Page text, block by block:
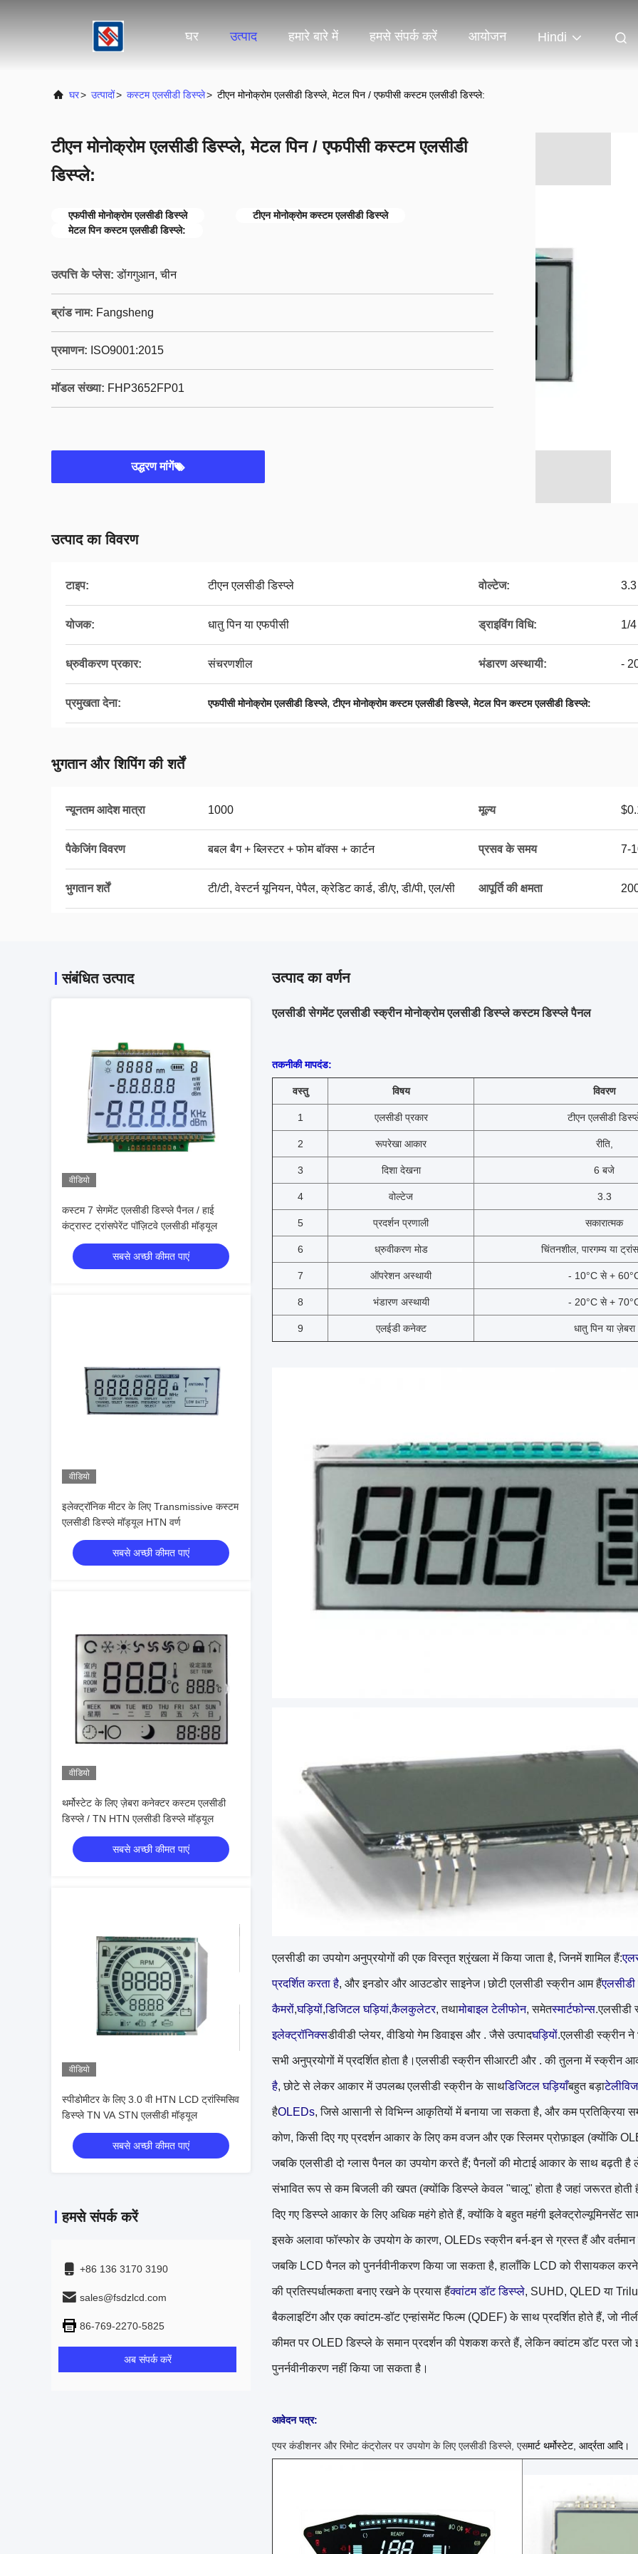
घर उत्पाद हमारे बारे में हमसे संपर्क करें आयोजन Hindi
घर> उत्पादों> कस्टम एलसीडी डिस्प्ले> टीएन मोनोक्रोम एलसीडी डिस्प्ले, मेटल पिन / एफपीसी कस्टम एलसीडी डिस्प्ले:
टीएन मोनोक्रोम एलसीडी डिस्प्ले, मेटल पिन / एफपीसी कस्टम एलसीडी
डिस्प्ले:
एफपीसी मोनोक्रोम एलसीडी डिस्प्ले
टीएन मोनोक्रोम कस्टम एलसीडी डिस्प्ले
मेटल पिन कस्टम एलसीडी डिस्प्ले:
उत्पत्ति के प्लेस: डोंगगुआन, चीन
ब्रांड नाम: Fangsheng
प्रमाणन: ISO9001:2015
मॉडल संख्या: FHP3652FP01
उद्धरण मांगें
उत्पाद का विवरण
टाइप: टीएन एलसीडी डिस्प्ले वोल्टेज: 3.3
योजक: धातु पिन या एफपीसी ड्राइविंग विधि: 1/4
ध्रुवीकरण प्रकार: संचरणशील भंडारण अस्थायी: -
प्रमुखता देना: एफपीसी मोनोक्रोम एलसीडी डिस्प्ले,टीएन मोनोक्रोम कस्टम एलसीडी डिस्प्ले,मेटल पिन कस्टम एलसीडी डिस्प्ले:
भुगतान और शिपिंग की शर्तें
न्यूनतम आदेश मात्रा 1000 मूल्य
पैकेजिंग विवरण बबल बैग + ब्लिस्टर + फोम बॉक्स + कार्टन प्रसव के समय 7-
भुगतान शर्तें टी/टी, वेस्टर्न यूनियन, पेपैल, क्रेडिट कार्ड, डी/ए, डी/पी, एल/सी आपूर्ति की क्षमता
संबंधित उत्पाद
वीडियो
कस्टम 7 सेगमेंट एलसीडी डिस्प्ले पैनल / हाई
कंट्रास्ट ट्रांसपेरेंट पॉज़िटवे एलसीडी मॉड्यूल
सबसे अच्छी कीमत पाएं
वीडियो
इलेक्ट्रॉनिक मीटर के लिए Transmissive कस्टम
एलसीडी डिस्प्ले मॉड्यूल HTN वर्ण
सबसे अच्छी कीमत पाएं
वीडियो
थर्मोस्टेट के लिए ज़ेबरा कनेक्टर कस्टम एलसीडी
डिस्प्ले / TN HTN एलसीडी डिस्प्ले मॉड्यूल
सबसे अच्छी कीमत पाएं
वीडियो
स्पीडोमीटर के लिए 3.0 वी HTN LCD ट्रांस्मिसिव
डिस्प्ले TN VA STN एलसीडी मॉड्यूल
सबसे अच्छी कीमत पाएं
हमसे संपर्क करें
+86 136 3170 3190
sales@fsdzlcd.com
86-769-2270-5825
अब संपर्क करें
उत्पाद का वर्णन
एलसीडी सेगमेंट एलसीडी स्क्रीन मोनोक्रोम एलसीडी डिस्प्ले कस्टम डिस्प्ले पैनल
तकनीकी मापदंड:
वस्तु विषय विवरण
1 एलसीडी प्रकार टीएन एलसीडी
2 रूपरेखा आकार रीति,
3 दिशा देखना 6 बजे
4 वोल्टेज 3.3
5 प्रदर्शन प्रणाली सकारात्मक
6 ध्रुवीकरण मोड चिंतनशील, पारगम्य या
7 ऑपरेशन अस्थायी - 10°C से +
8 भंडारण अस्थायी - 20°C से +
9 एलईडी कनेक्ट धातु पिन या ज़ेबरा
एलसीडी का उपयोग अनुप्रयोगों की एक विस्तृत श्रृंखला में किया जाता है, जिनमें शामिल हैं:
प्रदर्शित करता है, और इनडोर और आउटडोर साइनेज।छोटी एलसीडी स्क्रीन आम हैंएलसीडी
कैमरों,घड़ियों,डिजिटल घड़ियां,कैलकुलेटर, तथामोबाइल टेलीफोन, समेतस्मार्टफोन्स.एलसीडी
इलेक्ट्रॉनिक्सडीवीडी प्लेयर, वीडियो गेम डिवाइस और . जैसे उत्पादघड़ियों.एलसीडी स्क्रीन ने
सभी अनुप्रयोगों में प्रदर्शित होता है।एलसीडी स्क्रीन सीआरटी और . की तुलना में स्क्रीन
है, छोटे से लेकर आकार में उपलब्ध एलसीडी स्क्रीन के साथडिजिटल घड़ियाँबहुत बड़ा
हैOLEDs, जिसे आसानी से विभिन्न आकृतियों में बनाया जा सकता है, और कम प्रतिक्रिया
कोण, किसी दिए गए प्रदर्शन आकार के लिए कम वजन और एक स्लिमर प्रोफ़ाइल (क्योंकि
जबकि एलसीडी दो ग्लास पैनल का उपयोग करते हैं; पैनलों की मोटाई आकार के साथ बढ़ती है
संभावित रूप से कम बिजली की खपत (क्योंकि डिस्प्ले केवल "चालू" होता है जहां जरूरत
दिए गए डिस्प्ले आकार के लिए अधिक महंगे होते हैं, क्योंकि वे बहुत महंगी इलेक्ट्रोल्यूमिनसेंट
इसके अलावा फॉस्फोर के उपयोग के कारण, OLEDs स्क्रीन बर्न-इन से ग्रस्त हैं और
जबकि LCD पैनल को पुनर्नवीनीकरण किया जा सकता है, हालाँकि LCD को रीसायकल
की प्रतिस्पर्धात्मकता बनाए रखने के प्रयास हैंक्वांटम डॉट डिस्प्ले, SUHD, QLED या
बैकलाइटिंग और एक क्वांटम-डॉट एन्हांसमेंट फिल्म (QDEF) के साथ प्रदर्शित होते हैं, जो
कीमत पर OLED डिस्प्ले के समान प्रदर्शन की पेशकश करते हैं, लेकिन क्वांटम डॉट परत जो
पुनर्नवीनीकरण नहीं किया जा सकता है।
आवेदन पत्र:
एयर कंडीशनर और रिमोट कंट्रोलर पर उपयोग के लिए एलसीडी डिस्प्ले, एसमार्ट थर्मोस्टेट, आर्द्रता आदि।